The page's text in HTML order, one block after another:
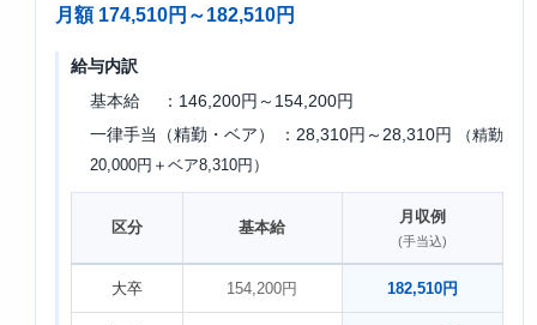
月額 174,510円～182,510円
給与内訳
基本給 ：146,200円～154,200円
一律手当（精勤・ベア） ：28,310円～28,310円
（精勤
20,000円＋ベア8,310円）
区分 基本給
月収例
(手当込)
大卒 154,200円 182,510円